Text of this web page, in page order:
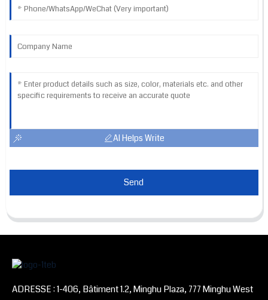
AI Helps Write
Send
ADRESSE : 1-406, Bâtiment 1.2, Minghu Plaza, 777 Minghu West